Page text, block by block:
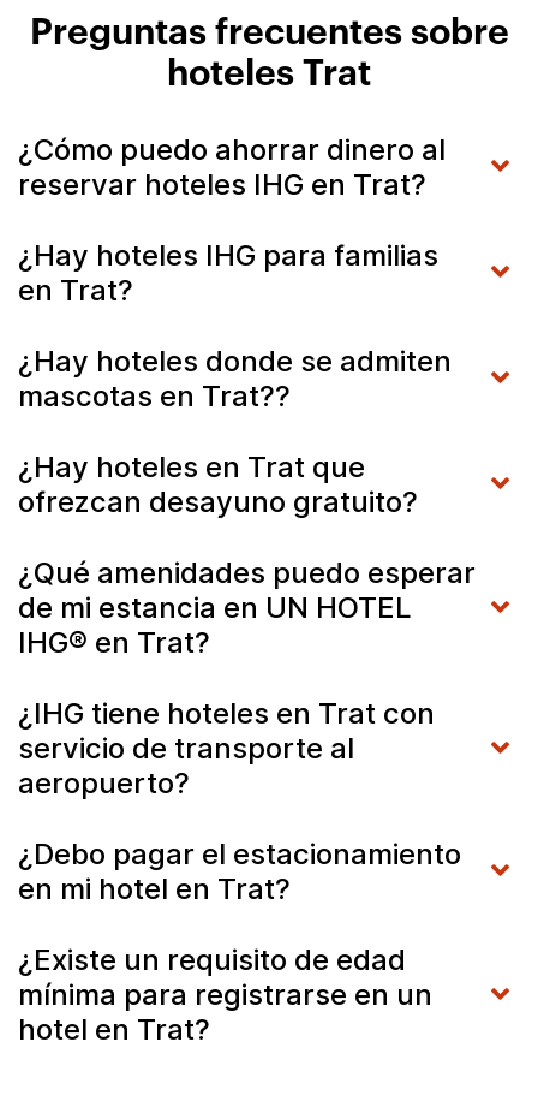
Preguntas frecuentes sobre
hoteles Trat
¿Cómo puedo ahorrar dinero al
reservar hoteles IHG en Trat?
¿Hay hoteles IHG para familias
en Trat?
¿Hay hoteles donde se admiten
mascotas en Trat??
¿Hay hoteles en Trat que
ofrezcan desayuno gratuito?
¿Qué amenidades puedo esperar
de mi estancia en UN HOTEL
IHG® en Trat?
¿IHG tiene hoteles en Trat con
servicio de transporte al
aeropuerto?
¿Debo pagar el estacionamiento
en mi hotel en Trat?
¿Existe un requisito de edad
mínima para registrarse en un
hotel en Trat?